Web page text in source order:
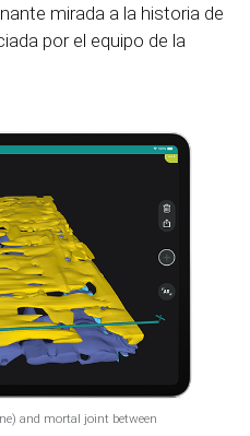
mirada a la historia de
por el equipo de la
and mortal joint between